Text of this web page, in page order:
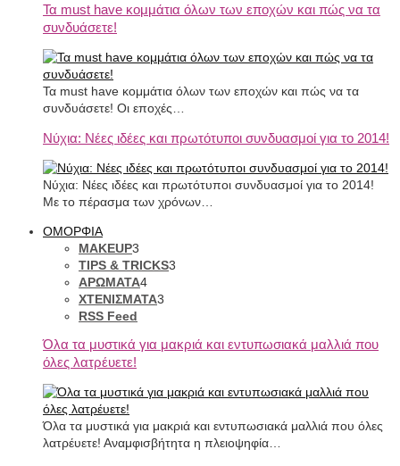
Τα must have κομμάτια όλων των εποχών και πώς να τα
συνδυάσετε!
Τα must have κομμάτια όλων των εποχών και πώς να τα
συνδυάσετε! Οι εποχές…
Νύχια: Νέες ιδέες και πρωτότυποι συνδυασμοί για το 2014!
Νύχια: Νέες ιδέες και πρωτότυποι συνδυασμοί για το 2014!
Με το πέρασμα των χρόνων…
ΟΜΟΡΦΙΑ
MAKEUP3
TIPS & TRICKS3
ΑΡΩΜΑΤΑ4
ΧΤΕΝΙΣΜΑΤΑ3
RSS Feed
Όλα τα μυστικά για μακριά και εντυπωσιακά μαλλιά που
όλες λατρέυετε!
Όλα τα μυστικά για μακριά και εντυπωσιακά μαλλιά που όλες
λατρέυετε! Αναμφισβήτητα η πλειοψηφία…